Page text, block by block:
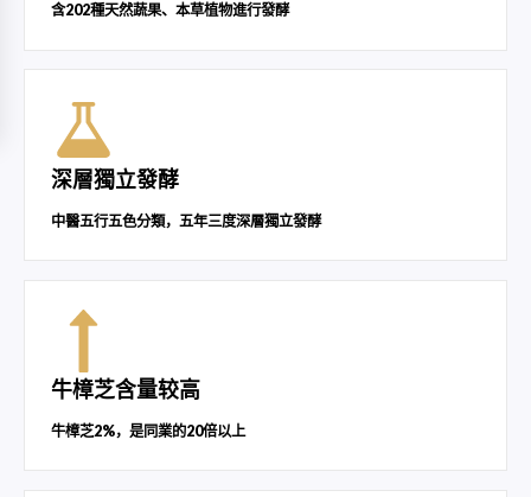
含202種天然蔬果、本草植物進行發酵
深層獨立發酵
中醫五行五色分類，五年三度深層獨立發酵
牛樟芝含量较高
牛樟芝2%，是同業的20倍以上